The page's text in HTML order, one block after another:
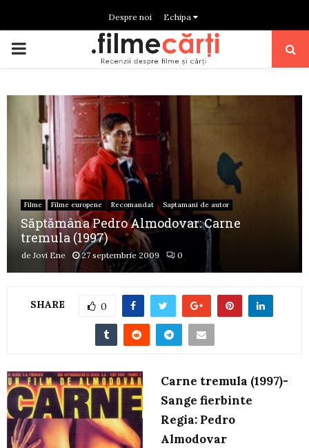
Despre noi Echipa
PRIMARY
Filme Filme europene Recomandat Saptamani de autor
Săptămâna Pedro Almodovar: Carne
tremula (1997)
de Jovi Ene 27 septembrie 2009 0
SHARE 0
Carne tremula (1997)-
Sange fierbinte
Regia: Pedro
Almodovar